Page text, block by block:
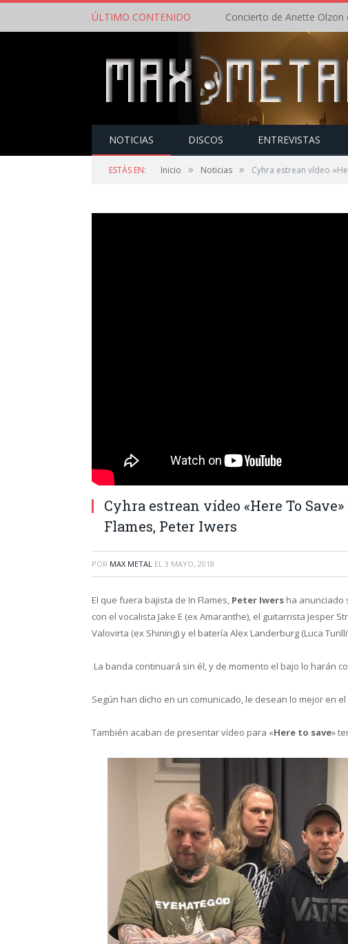
ÚLTIMO CONTENIDO
NOTICIAS DISCOS ENTREVISTAS
ESTÁS EN: Inicio » Noticias » Cyhra estrean vídeo
Cyhra estrean vídeo «Here To
Flames, Peter Iwers
POR MAX METAL EL 3 MAYO, 2018
El que fuera bajista de In Flames, Peter Iwers ha anunciado
con el vocalista Jake E (ex Amaranthe), el guitarrista Jesper
Valovirta (ex Shining) y el batería Alex Landerburg (Luca
La banda continuará sin él, y de momento el bajo lo harán
Según han dicho en un comunicado, le desean lo mejor en
También acaban de presentar vídeo para «Here to save»